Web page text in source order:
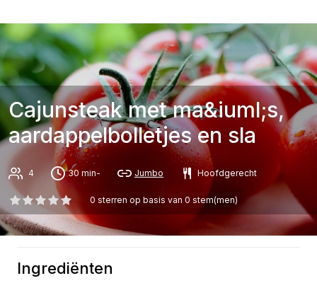
Cajunsteak met ma&iuml;s,
aardappelbolletjes en sla
4 30 min- Jumbo Hoofdgerecht
0 sterren op basis van 0 stem(men)
Ingrediënten